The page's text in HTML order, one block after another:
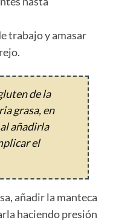
trabajo y amasar
de la
grasa, en
añadirla
el
añadir la manteca
haciendo presión